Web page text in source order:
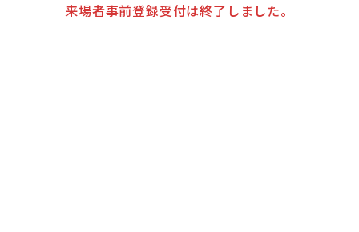
来場者事前登録受付は終了しました。